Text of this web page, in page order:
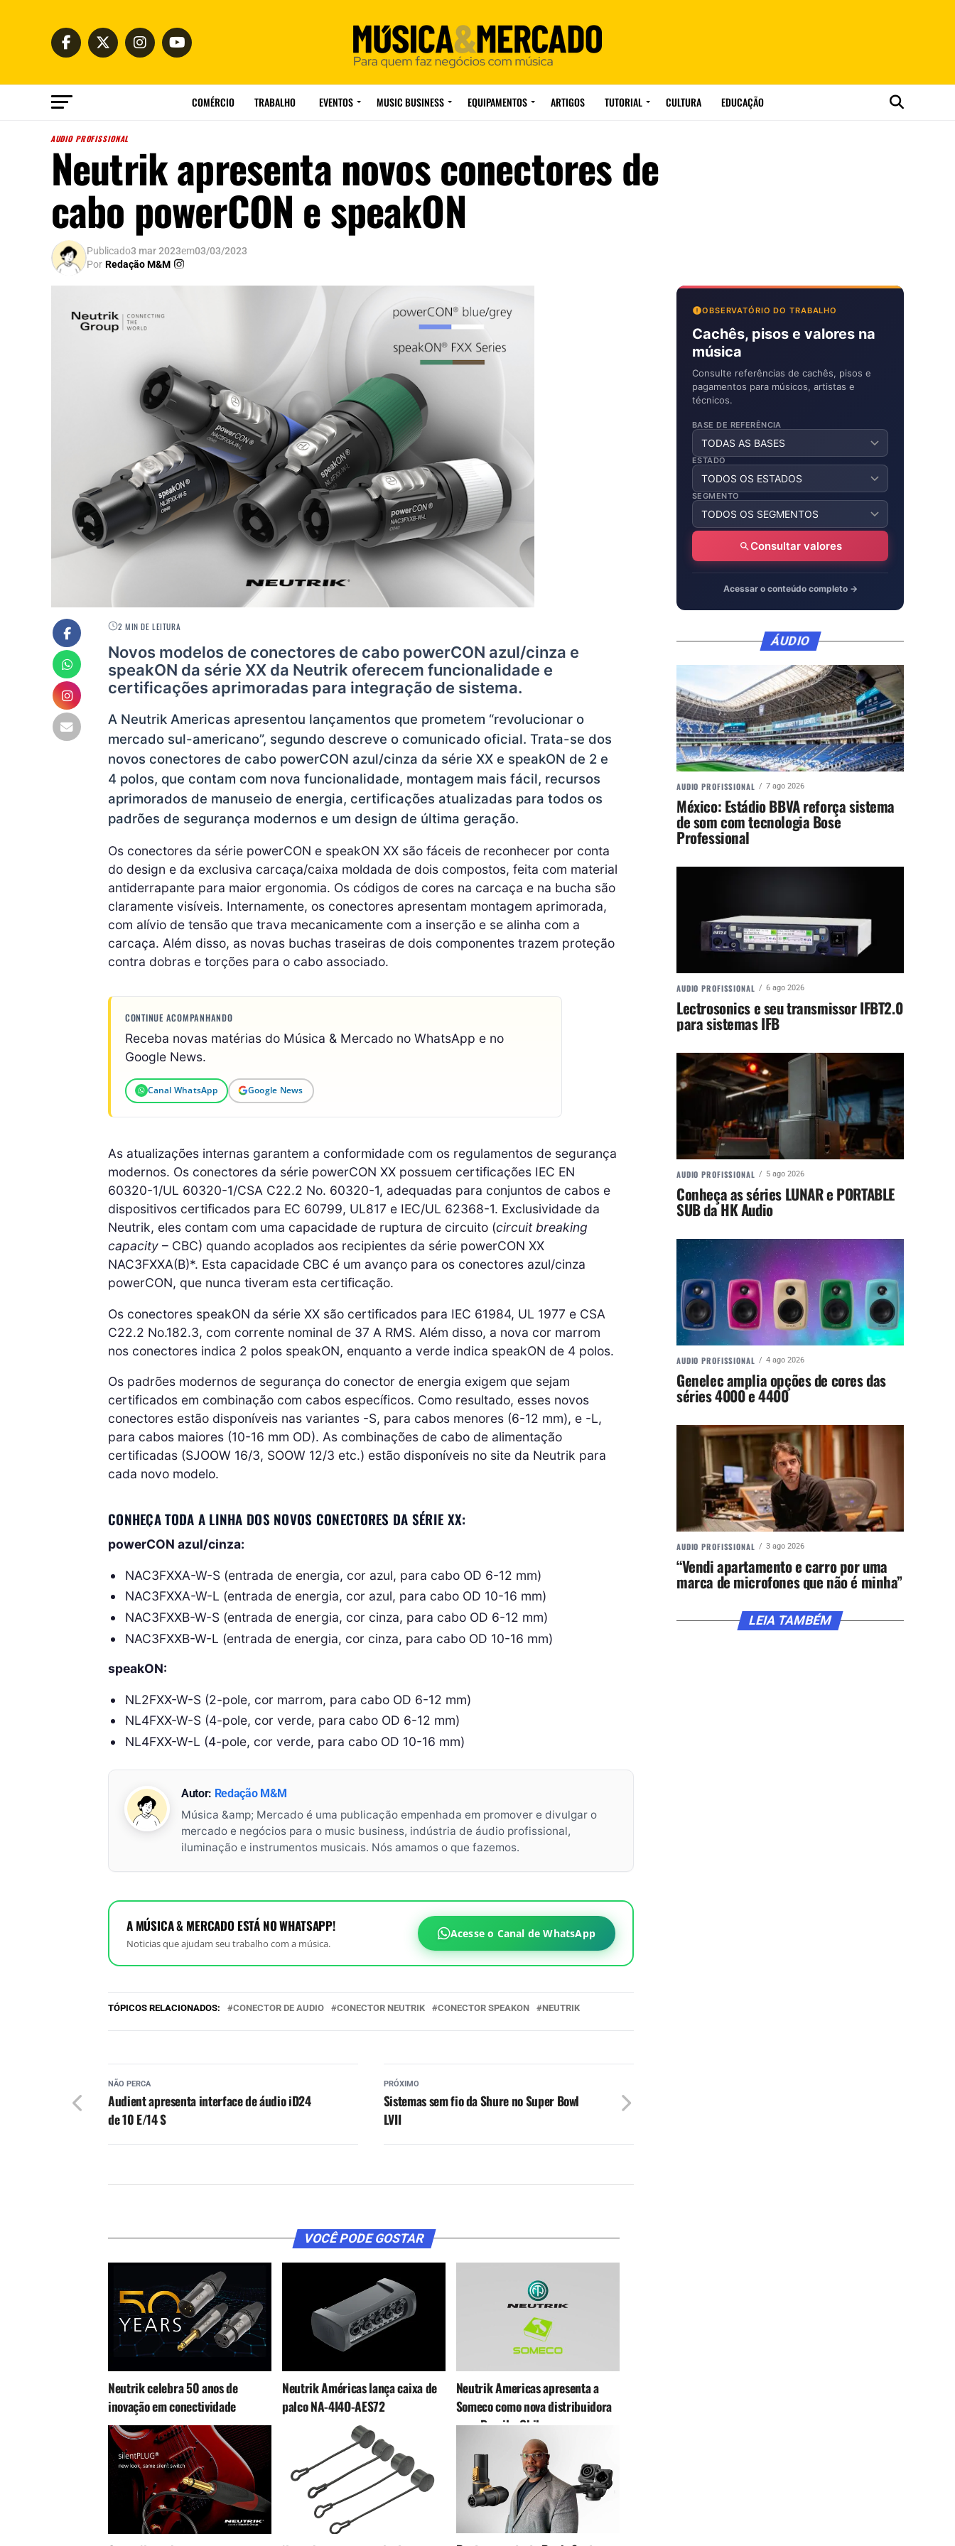
COMÉRCIO TRABALHO EVENTOS MUSIC BUSINESS EQUIPAMENTOS ARTIGOS TUTORIAL CULTURA EDUCAÇÃO
AUDIO PROFISSIONAL
Neutrik apresenta novos conectores de
cabo powerCON e speakON
Publicado3 mar 2023em03/03/2023
Por Redação M&M
2 MIN DE LEITURA
Novos modelos de conectores de cabo powerCON azul/cinza e
speakON da série XX da Neutrik oferecem funcionalidade e
certificações aprimoradas para integração de sistema.
A Neutrik Americas apresentou lançamentos que prometem “revolucionar o
mercado sul-americano”, segundo descreve o comunicado oficial. Trata-se dos
novos conectores de cabo powerCON azul/cinza da série XX e speakON de 2 e
4 polos, que contam com nova funcionalidade, montagem mais fácil, recursos
aprimorados de manuseio de energia, certificações atualizadas para todos os
padrões de segurança modernos e um design de última geração.
Os conectores da série powerCON e speakON XX são fáceis de reconhecer por conta
do design e da exclusiva carcaça/caixa moldada de dois compostos, feita com material
antiderrapante para maior ergonomia. Os códigos de cores na carcaça e na bucha são
claramente visíveis. Internamente, os conectores apresentam montagem aprimorada,
com alívio de tensão que trava mecanicamente com a inserção e se alinha com a
carcaça. Além disso, as novas buchas traseiras de dois componentes trazem proteção
contra dobras e torções para o cabo associado.
CONTINUE ACOMPANHANDO
Receba novas matérias do Música & Mercado no WhatsApp e no
Google News.
Canal WhatsApp Google News
As atualizações internas garantem a conformidade com os regulamentos de segurança
modernos. Os conectores da série powerCON XX possuem certificações IEC EN
60320-1/UL 60320-1/CSA C22.2 No. 60320-1, adequadas para conjuntos de cabos e
dispositivos certificados para EC 60799, UL817 e IEC/UL 62368-1. Exclusividade da
Neutrik, eles contam com uma capacidade de ruptura de circuito (circuit breaking
capacity – CBC) quando acoplados aos recipientes da série powerCON XX
NAC3FXXA(B)*. Esta capacidade CBC é um avanço para os conectores azul/cinza
powerCON, que nunca tiveram esta certificação.
Os conectores speakON da série XX são certificados para IEC 61984, UL 1977 e CSA
C22.2 No.182.3, com corrente nominal de 37 A RMS. Além disso, a nova cor marrom
nos conectores indica 2 polos speakON, enquanto a verde indica speakON de 4 polos.
Os padrões modernos de segurança do conector de energia exigem que sejam
certificados em combinação com cabos específicos. Como resultado, esses novos
conectores estão disponíveis nas variantes -S, para cabos menores (6-12 mm), e -L,
para cabos maiores (10-16 mm OD). As combinações de cabo de alimentação
certificadas (SJOOW 16/3, SOOW 12/3 etc.) estão disponíveis no site da Neutrik para
cada novo modelo.
CONHEÇA TODA A LINHA DOS NOVOS CONECTORES DA SÉRIE XX:
powerCON azul/cinza:
NAC3FXXA-W-S (entrada de energia, cor azul, para cabo OD 6-12 mm)
NAC3FXXA-W-L (entrada de energia, cor azul, para cabo OD 10-16 mm)
NAC3FXXB-W-S (entrada de energia, cor cinza, para cabo OD 6-12 mm)
NAC3FXXB-W-L (entrada de energia, cor cinza, para cabo OD 10-16 mm)
speakON:
NL2FXX-W-S (2-pole, cor marrom, para cabo OD 6-12 mm)
NL4FXX-W-S (4-pole, cor verde, para cabo OD 6-12 mm)
NL4FXX-W-L (4-pole, cor verde, para cabo OD 10-16 mm)
Autor: Redação M&M
Música &amp; Mercado é uma publicação empenhada em promover e divulgar o
mercado e negócios para o music business, indústria de áudio profissional,
iluminação e instrumentos musicais. Nós amamos o que fazemos.
A MÚSICA & MERCADO ESTÁ NO WHATSAPP!
Noticias que ajudam seu trabalho com a música.
Acesse o Canal de WhatsApp
TÓPICOS RELACIONADOS: CONECTOR DE AUDIO CONECTOR NEUTRIK CONECTOR SPEAKON NEUTRIK
PRÓXIMO
Sistemas sem fio da Shure no Super Bowl
LVII
NÃO PERCA
Audient apresenta interface de áudio iD24
de 10 E/14 S
VOCÊ PODE GOSTAR
Neutrik celebra 50 anos de
inovação em conectividade
Neutrik Américas lança caixa de
palco NA-4I4O-AES72
Neutrik Americas apresenta a
Someco como nova distribuidora
para Brasil e Chile
OBSERVATÓRIO DO TRABALHO
Cachês, pisos e valores na
música
Consulte referências de cachês, pisos e
pagamentos para músicos, artistas e
técnicos.
BASE DE REFERÊNCIA
ESTADO
SEGMENTO
Consultar valores
Acessar o conteúdo completo →
ÁUDIO
AUDIO PROFISSIONAL 7 ago 2026
México: Estádio BBVA reforça sistema
de som com tecnologia Bose
Professional
AUDIO PROFISSIONAL 6 ago 2026
Lectrosonics e seu transmissor IFBT2.0
para sistemas IFB
AUDIO PROFISSIONAL 5 ago 2026
Conheça as séries LUNAR e PORTABLE
SUB da HK Audio
AUDIO PROFISSIONAL 4 ago 2026
Genelec amplia opções de cores das
séries 4000 e 4400
AUDIO PROFISSIONAL 3 ago 2026
“Vendi apartamento e carro por uma
marca de microfones que não é minha”
LEIA TAMBÉM